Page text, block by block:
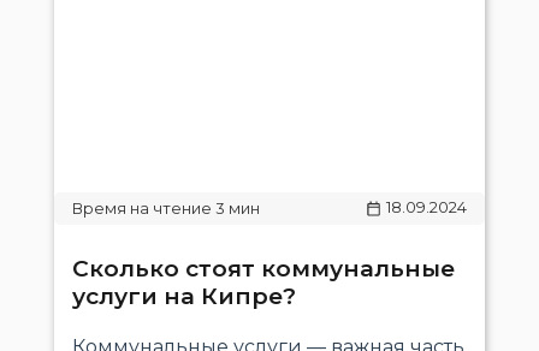
18.09.2024
Сколько стоят коммунальные
услуги на Кипре?